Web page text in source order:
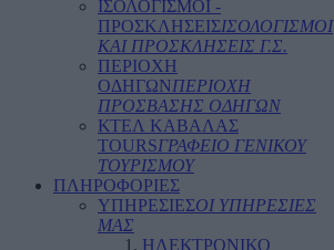
ΙΣΟΛΟΓΙΣΜΟΙ -
ΠΡΟΣΚΛΗΣΕΙΣΙΣΟΛΟΓΙΣΜΟΙ
ΚΑΙ ΠΡΟΣΚΛΗΣΕΙΣ Γ.Σ.
ΠΕΡΙΟΧΗ
ΟΔΗΓΩΝΠΕΡΙΟΧΗ
ΠΡΟΣΒΑΣΗΣ ΟΔΗΓΩΝ
ΚΤΕΛ ΚΑΒΑΛΑΣ
TOURSΓΡΑΦΕΙΟ ΓΕΝΙΚΟΥ
ΤΟΥΡΙΣΜΟΥ
ΠΛΗΡΟΦΟΡΙΕΣ
ΥΠΗΡΕΣΙΕΣΟΙ ΥΠΗΡΕΣΙΕΣ
ΜΑΣ
ΗΛΕΚΤΡΟΝΙΚΟ